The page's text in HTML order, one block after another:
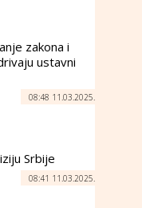
zakona i
ustavni
08:48 11.03.2025.
Srbije
08:41 11.03.2025.